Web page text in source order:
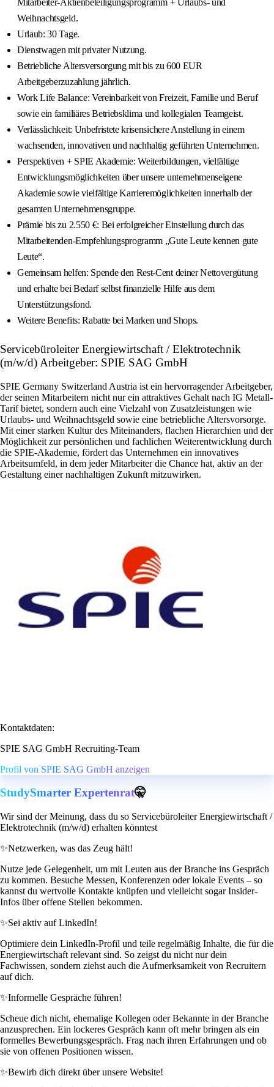
Mitarbeiter‑Aktienbeteiligungsprogramm + Urlaubs- und
Weihnachtsgeld.
Urlaub: 30 Tage.
Dienstwagen mit privater Nutzung.
Betriebliche Altersversorgung mit bis zu 600 EUR
Arbeitgeberzuzahlung jährlich.
Work Life Balance: Vereinbarkeit von Freizeit, Familie und Beruf
sowie ein familiäres Betriebsklima und kollegialen Teamgeist.
Verlässlichkeit: Unbefristete krisensichere Anstellung in einem
wachsenden, innovativen und nachhaltig geführten Unternehmen.
Perspektiven + SPIE Akademie: Weiterbildungen, vielfältige
Entwicklungsmöglichkeiten über unsere unternehmenseigene
Akademie sowie vielfältige Karrieremöglichkeiten innerhalb der
gesamten Unternehmensgruppe.
Prämie bis zu 2.550 €: Bei erfolgreicher Einstellung durch das
Mitarbeitenden‑Empfehlungsprogramm „Gute Leute kennen gute
Leute“.
Gemeinsam helfen: Spende den Rest‑Cent deiner Nettovergütung
und erhalte bei Bedarf selbst finanzielle Hilfe aus dem
Unterstützungsfond.
Weitere Benefits: Rabatte bei Marken und Shops.
Servicebüroleiter Energiewirtschaft / Elektrotechnik
(m/w/d) Arbeitgeber: SPIE SAG GmbH
SPIE Germany Switzerland Austria ist ein hervorragender Arbeitgeber,
der seinen Mitarbeitern nicht nur ein attraktives Gehalt nach IG Metall-
Tarif bietet, sondern auch eine Vielzahl von Zusatzleistungen wie
Urlaubs- und Weihnachtsgeld sowie eine betriebliche Altersvorsorge.
Mit einer starken Kultur des Miteinanders, flachen Hierarchien und der
Möglichkeit zur persönlichen und fachlichen Weiterentwicklung durch
die SPIE-Akademie, fördert das Unternehmen ein innovatives
Arbeitsumfeld, in dem jeder Mitarbeiter die Chance hat, aktiv an der
Gestaltung einer nachhaltigen Zukunft mitzuwirken.
Kontaktdaten:
SPIE SAG GmbH Recruiting-Team
Profil von SPIE SAG GmbH anzeigen
StudySmarter Expertenrat🤫
Wir sind der Meinung, dass du so Servicebüroleiter Energiewirtschaft /
Elektrotechnik (m/w/d) erhalten könntest
✨Netzwerken, was das Zeug hält!
Nutze jede Gelegenheit, um mit Leuten aus der Branche ins Gespräch
zu kommen. Besuche Messen, Konferenzen oder lokale Events – so
kannst du wertvolle Kontakte knüpfen und vielleicht sogar Insider-
Infos über offene Stellen bekommen.
✨Sei aktiv auf LinkedIn!
Optimiere dein LinkedIn-Profil und teile regelmäßig Inhalte, die für die
Energiewirtschaft relevant sind. So zeigst du nicht nur dein
Fachwissen, sondern ziehst auch die Aufmerksamkeit von Recruitern
auf dich.
✨Informelle Gespräche führen!
Scheue dich nicht, ehemalige Kollegen oder Bekannte in der Branche
anzusprechen. Ein lockeres Gespräch kann oft mehr bringen als ein
formelles Bewerbungsgespräch. Frag nach ihren Erfahrungen und ob
sie von offenen Positionen wissen.
✨Bewirb dich direkt über unsere Website!